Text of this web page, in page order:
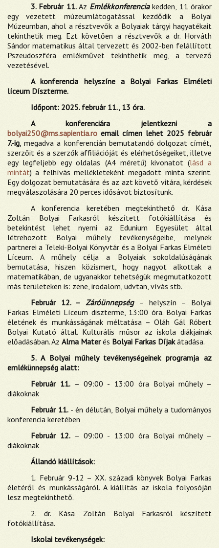
3. Február 11. Az Emlékkonferenciakedden, 11 órakor
egy vezetett múzeumlátogatással kezdődik a Bolyai
Múzeumban, ahol a résztvevők a Bolyaiak tárgyi hagyatékait
tekinthetik meg. Ezt követően a résztvevők a dr. Horváth
Sándor matematikus által tervezett és 2002-ben felállított
Pszeudoszféra emlékművet tekinthetik meg, a tervező
vezetésével.
A konferencia helyszíne a Bolyai Farkas Elméleti
líceum Díszterme.
Időpont: 2025. február 11., 13 óra.
A konferenciára jelentkezni a
bolyai250@ms.sapientia.ro email címen lehet 2025 február
7.-ig, megadva a konferencián bemutatandó dolgozat címét,
szerzőit és a szerzők affiliációját és elérhetőségeiket, illetve
egy legfeljebb egy oldalas (A4 méretű) kivonatot (lásd a
mintát) a felhívás mellékleteként megadott minta szerint.
Egy dolgozat bemutatására és az azt követő vitára, kérdések
megválaszolására 20 perces idősávot biztosítunk.
A konferencia keretében megtekinthető dr. Kása
Zoltán Bolyai Farkasról készített fotókiállítása és
betekintést lehet nyerni az Edunium Egyesület által
létrehozott Bolyai műhely tevékenységeibe, melynek
partnerei a Teleki-Bolyai Könyvtár és a Bolyai Farkas Elméleti
Líceum. A műhely célja a Bolyaiak sokoldalúságának
bemutatása, hiszen közismert, hogy nagyot alkottak a
matematikában, de ugyanakkor tehetségük megmutatkozott
más területeken is: zene, irodalom, üdvtan, vívás stb.
Február 12. – Záróünnepség
– helyszín – Bolyai
Farkas Elméleti Líceum diszterme, 13:00 óra. Bolyai Farkas
életének és munkásságának méltatása – Oláh Gál Róbert
Bolyai Kutató által. Kulturális műsor az iskola diákjainak
előadásában. Az Alma Materés Bolyai Farkas Díjakátadása.
5. A Bolyai műhely tevékenységeinek programja az
emlékünnepség alatt:
Február 11. – 09:00 - 13:00 óra Bolyai műhely –
diákoknak
Február 11. - én délután, Bolyai műhely a tudományos
konferencia keretében
Február 12. – 09:00 - 13:00 óra Bolyai műhely –
diákoknak
Állandó kiállítások:
1. Február 9-12 – XX. századi könyvek Bolyai Farkas
életéről és munkásságáról. A kiállítás az iskola folyosóján
lesz megtekinthető.
2. dr. Kása Zoltán Bolyai Farkasról készített
fotókiállítása.
Iskolai tevékenységek: